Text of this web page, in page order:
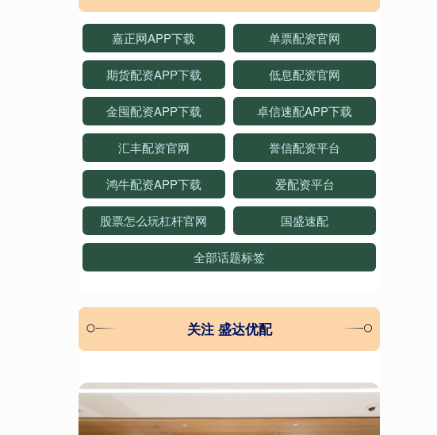
嘉正网APP下载 单票配资官网
期货配资APP下载 低息配资官网
金囤配资APP下载 卓信速配APP下载
汇丰配资官网 誉信配资平台
鸿牛配资APP下载 爱配资平台
股票怎么玩杠杆官网 国盛速配
全部话题标签
关注 盛达优配